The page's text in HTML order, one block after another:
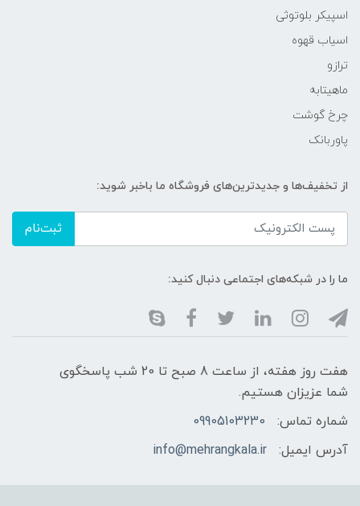
اسپیکر بلوتوثی
اسیاب قهوه
ترازو
ماهیتابه
چرخ گوشت
پاوربانک
از تخفیف‌ها و جدیدترین‌های فروشگاه ما باخبر شوید:
ثبت‌نام
ما را در شبکه‌های اجتماعی دنبال کنید:
هفت روز هفته، از ساعت 8 صبح تا 20 شب پاسخگوی
شما عزیزان هستیم.
شماره تماس:
09905103230
آدرس ایمیل:
info@mehrangkala.ir